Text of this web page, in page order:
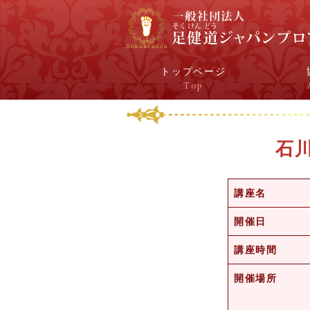
トップページ
Top
石
講座名
開催日
講座時間
開催場所